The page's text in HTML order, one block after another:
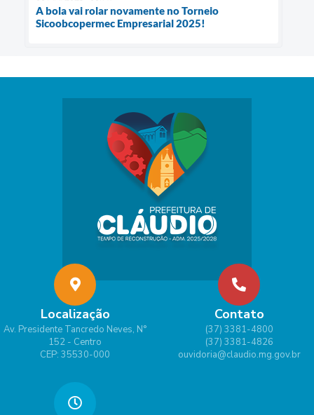
A bola vai rolar novamente no Torneio
Sicoobcopermec Empresarial 2025!
Localização
Av. Presidente Tancredo Neves, N°
152 - Centro
CEP: 35530-000
Contato
(37) 3381-4800
(37) 3381-4826
ouvidoria@claudio.mg.gov.br